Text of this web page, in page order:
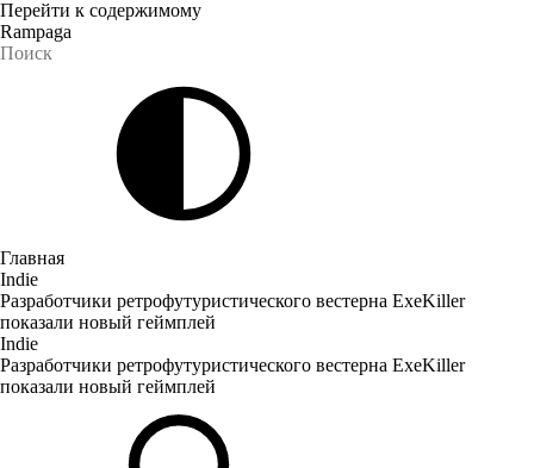
Перейти к содержимому
Rampaga
Главная
Indie
Разработчики ретрофутуристического вестерна ExeKiller
показали новый геймплей
Indie
Разработчики ретрофутуристического вестерна ExeKiller
показали новый геймплей